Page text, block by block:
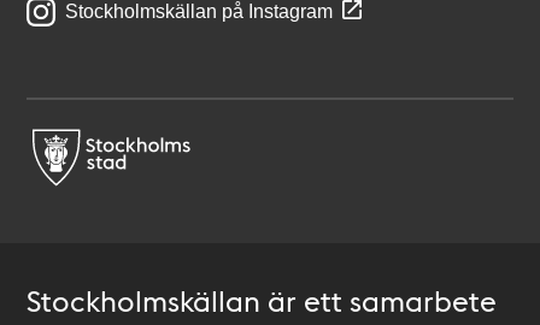
Stockholmskällan på Instagram
Stockholmskällan är ett samarbete